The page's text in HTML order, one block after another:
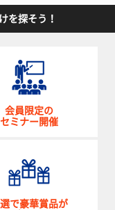
を探そう！
会員限定の
セミナー開催
で豪華賞品が